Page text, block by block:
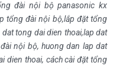
đài nội bộ panasonic kx
tổng đài nội bộ,lắp đặt tổng
tong dai dien thoai,lap dat
nội bộ, huong dan lap dat
dien thoai, cách cài đặt tổng